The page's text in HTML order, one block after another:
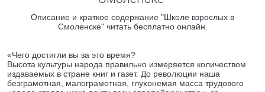
Описание и краткое содержание "Школе взрослых в
Смоленске" читать бесплатно онлайн.
«Чего достигли вы за это время?
Высота культуры народа правильно измеряется количеством
издаваемых в стране книг и газет. До революции наша
безграмотная, малограмотная, глухонемая масса трудового